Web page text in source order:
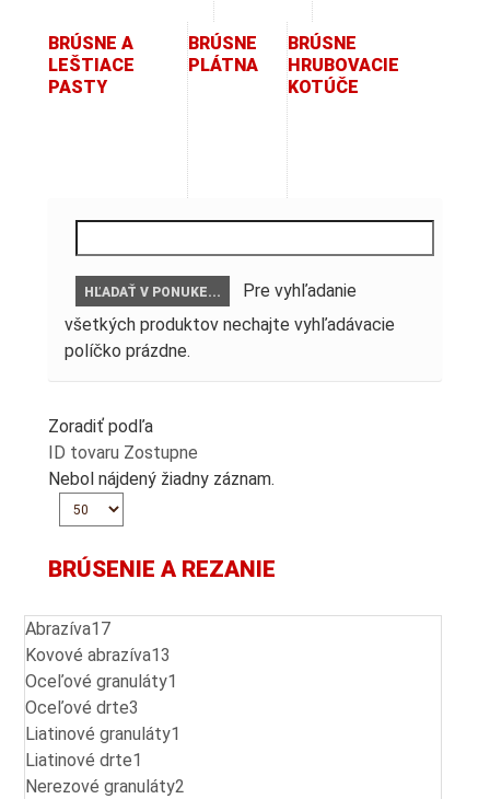
BRÚSNE A
LEŠTIACE
PASTY
BRÚSNE
PLÁTNA
BRÚSNE
HRUBOVACIE
KOTÚČE
Pre vyhľadanie
všetkých produktov nechajte vyhľadávacie
políčko prázdne.
Zoradiť podľa
ID tovaru Zostupne
Nebol nájdený žiadny záznam.
BRÚSENIE A REZANIE
Abrazíva17
Kovové abrazíva13
Oceľové granuláty1
Oceľové drte3
Liatinové granuláty1
Liatinové drte1
Nerezové granuláty2